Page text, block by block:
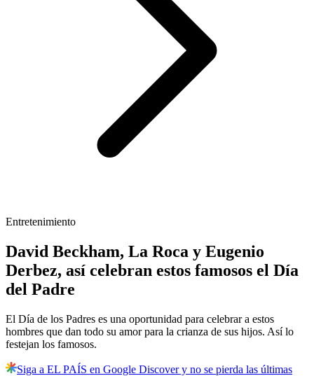
Entretenimiento
David Beckham, La Roca y Eugenio
Derbez, así celebran estos famosos el Día
del Padre
El Día de los Padres es una oportunidad para celebrar a estos
hombres que dan todo su amor para la crianza de sus hijos. Así lo
festejan los famosos.
Siga a EL PAÍS en Google Discover y no se pierda las últimas